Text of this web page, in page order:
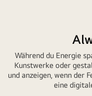
Wand
montiert.
Während du Energie
Kunstwerke oder
und anzeigen, wenn der
eine